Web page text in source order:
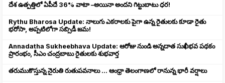
దేశ ఉత్పత్తిలో ఏపీదే 36% వాటా –అయినా అందని గిట్టుబాటు ధర!
Rythu Bharosa Update: నాలుగు ఎకరాలకు పైగా ఉన్న రైతులకు కూడా రైతు
భరోసా, అప్పటిలోగా సబ్సిడీ జమ!
Annadatha Sukheebhava Update: ఆరోజు నుండి అన్నదాత సుఖీభవ పథకం
ప్రారంభం, సీఎం చంద్రబాబు రైతులకు శుభవార్త
తరుముకొస్తున్న నైరుతి రుతుపవనాలు ... ఆంధ్రా తెలంగాణలో రానున్న భారీ వర్షాలు